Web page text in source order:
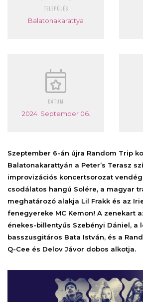
TELEPÜLÉS
Balatonakarattya
DÁTUM
2024. September 06.
Szeptember 6-án újra Random Trip
Balatonakarattyán a Peter’s Terasz
improvizációs koncertsorozat
csodálatos hangú Solére, a magyar
meghatározó alakja Lil Frakk és az
fenegyereke MC Kemon! A zenekart
énekes-billentyűs Szebényi Dániel, a
basszusgitáros Bata István, és a
Q-Cee és Delov Jávor dobos alkotja.